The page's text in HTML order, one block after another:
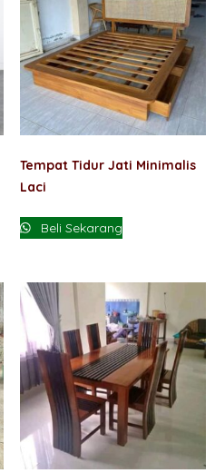
Tempat Tidur Jati Minimalis
Laci
Beli Sekarang